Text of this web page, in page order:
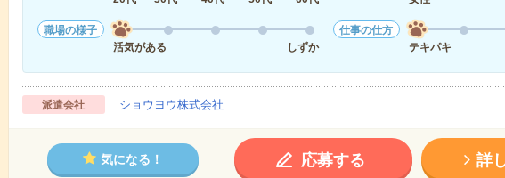
職場の様子
活気がある
しずか
仕事の仕方
テキパキ
派遣会社 ショウヨウ株式会社
気になる！ 応募する 詳